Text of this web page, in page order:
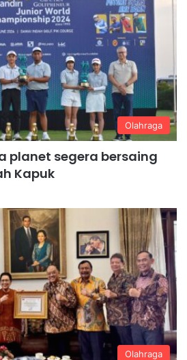
Olahraga
planet segera bersaing
Kapuk
Olahraga